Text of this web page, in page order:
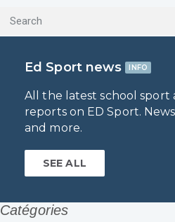
Ed Sport news INFO
All the latest school sport
reports on ED Sport.
and more.
SEE ALL
Catégories